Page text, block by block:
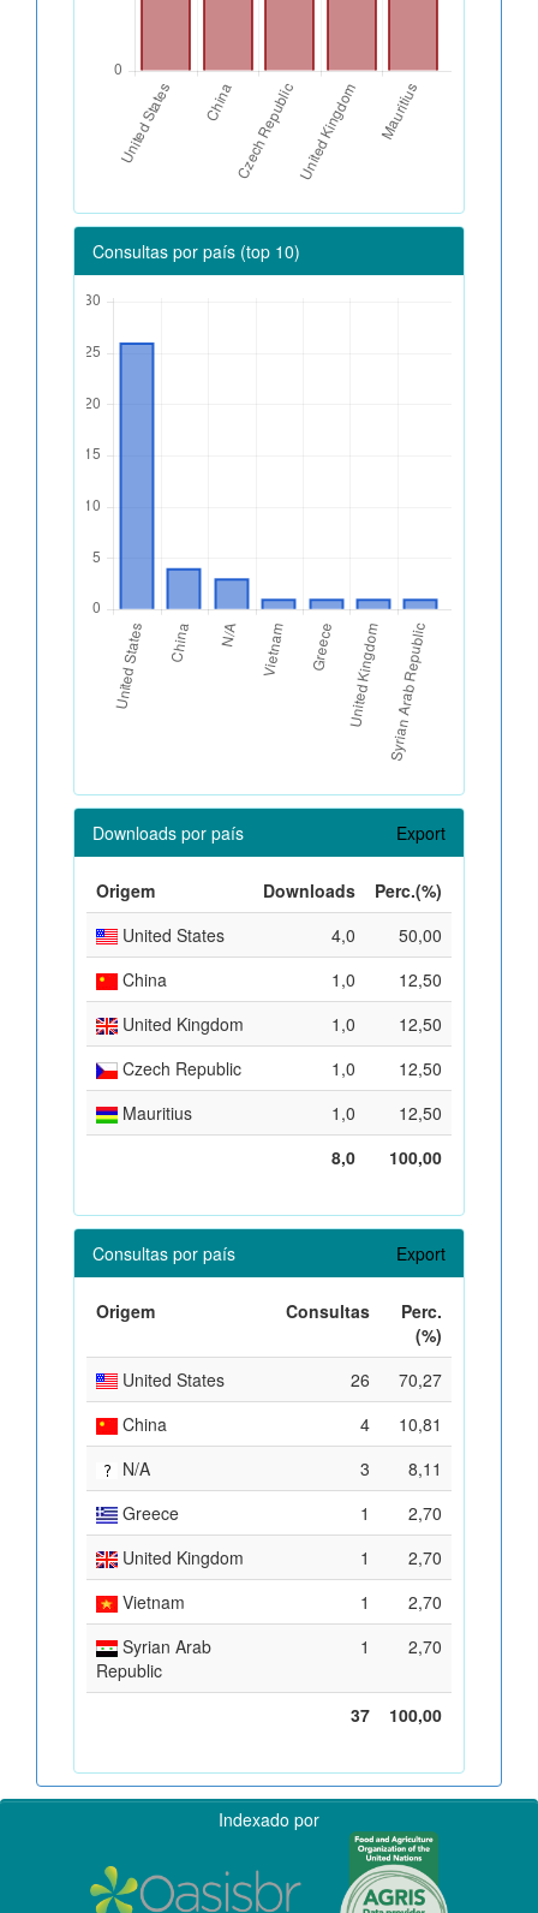
Consultas por país (top 10)
Downloads por país Export
Origem Downloads
Perc.(%)
United States
4,0
50,00
China
1,0
12,50
United Kingdom
1,0
12,50
Czech Republic
1,0
12,50
Mauritius
1,0
12,50
8,0
100,00
Consultas por país Export
Origem Consultas
Perc.
(%)
United States
26
70,27
China
4
10,81
N/A
3
8,11
Greece
1
2,70
United Kingdom
1
2,70
Vietnam
1
2,70
Syrian Arab
Republic
1 2,70
37 100,00
Indexado por